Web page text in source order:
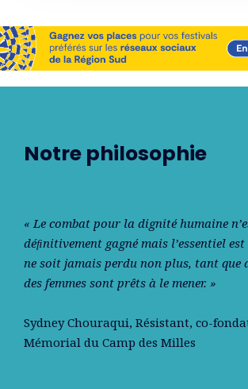
Notre philosophie
« Le combat pour la dignité humaine
déﬁnitivement gagné mais l’essentiel est
ne soit jamais perdu non plus, tant que
des femmes sont prêts à le mener. »
Sydney Chouraqui, Résistant, co-
Mémorial du Camp des Milles